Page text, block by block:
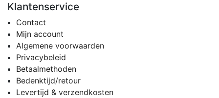
Klantenservice
Contact
Mijn account
Algemene voorwaarden
Privacybeleid
Betaalmethoden
Bedenktijd/retour
Levertijd & verzendkosten